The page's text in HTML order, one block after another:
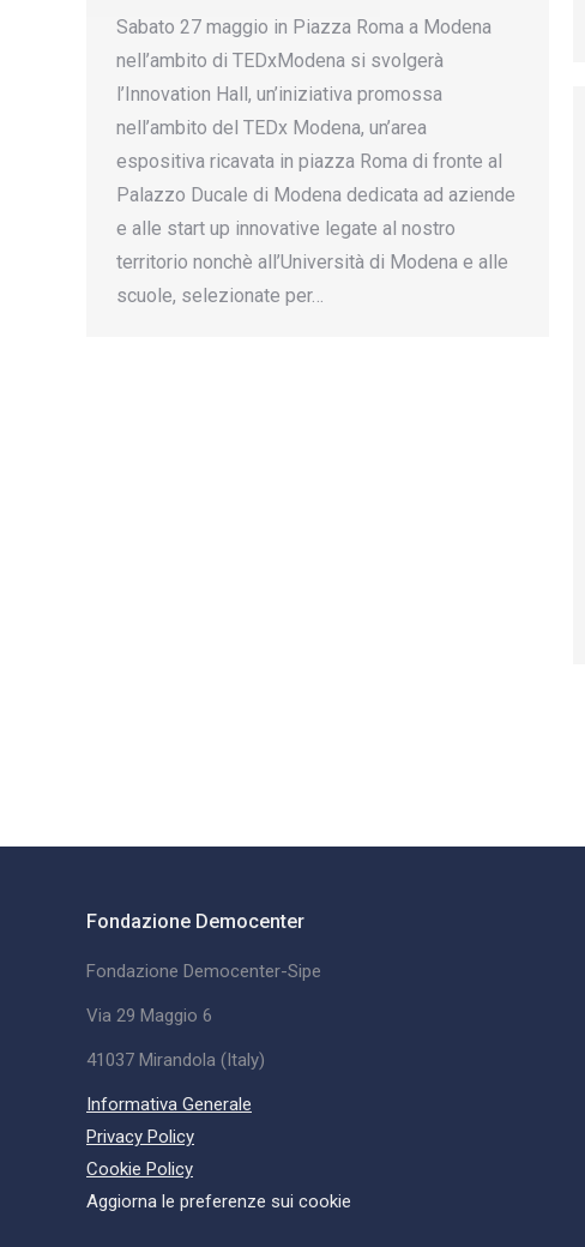
Sabato 27 maggio in Piazza Roma a Modena
nell’ambito di TEDxModena si svolgerà
l’Innovation Hall, un’iniziativa promossa
nell’ambito del TEDx Modena, un’area
espositiva ricavata in piazza Roma di fronte al
Palazzo Ducale di Modena dedicata ad aziende
e alle start up innovative legate al nostro
territorio nonchè all’Università di Modena e alle
scuole, selezionate per…
Fondazione Democenter
Fondazione Democenter-Sipe
Via 29 Maggio 6
41037 Mirandola (Italy)
Informativa Generale
Privacy Policy
Cookie Policy
Aggiorna le preferenze sui cookie